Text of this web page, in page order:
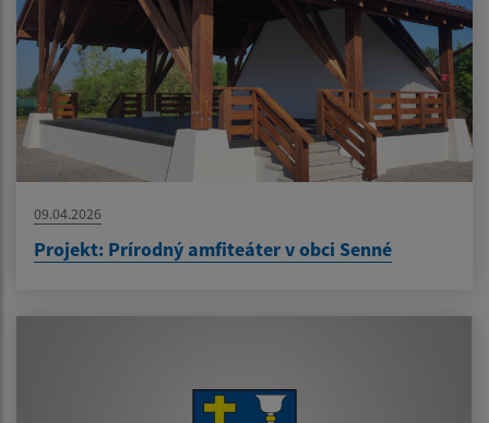
09.04.2026
Projekt: Prírodný amfiteáter v obci Senné